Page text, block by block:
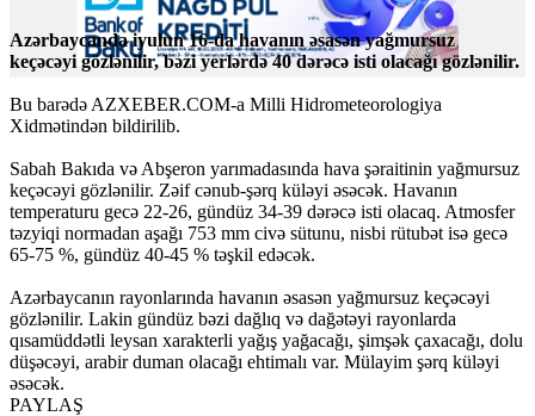
Azərbaycanda iyulun 16-da havanın əsasən yağmursuz
keçəcəyi gözlənilir, bəzi yerlərdə 40 dərəcə isti olacağı gözlənilir.
Bu barədə AZXEBER.COM-a Milli Hidrometeorologiya
Xidmətindən bildirilib.
Sabah Bakıda və Abşeron yarımadasında hava şəraitinin yağmursuz
keçəcəyi gözlənilir. Zəif cənub-şərq küləyi əsəcək. Havanın
temperaturu gecə 22-26, gündüz 34-39 dərəcə isti olacaq. Atmosfer
təzyiqi normadan aşağı 753 mm civə sütunu, nisbi rütubət isə gecə
65-75 %, gündüz 40-45 % təşkil edəcək.
Azərbaycanın rayonlarında havanın əsasən yağmursuz keçəcəyi
gözlənilir. Lakin gündüz bəzi dağlıq və dağətəyi rayonlarda
qısamüddətli leysan xarakterli yağış yağacağı, şimşək çaxacağı, dolu
düşəcəyi, arabir duman olacağı ehtimalı var. Mülayim şərq küləyi
əsəcək.
PAYLAŞ